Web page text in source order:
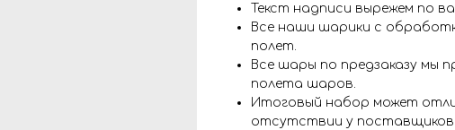
Текст надписи вырежем по
Все наши шарики с
полет.
Все шары по предзаказу мы
полета шаров.
Итоговый набор может
отсутствии у